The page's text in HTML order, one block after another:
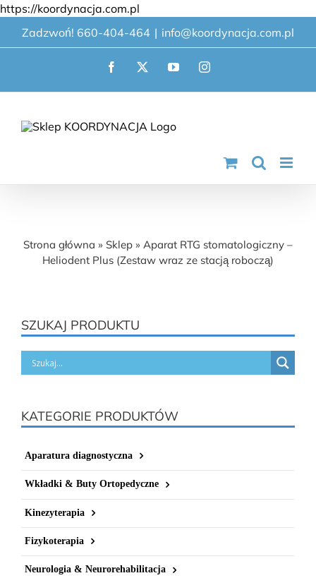
https://koordynacja.com.pl
do
zawartości
Zadzwoń! 660-404-464 | info@koordynacja.com.pl
Facebook
X YouTubeInstagram
Strona główna » Sklep » Aparat RTG stomatologiczny –
Heliodent Plus (Zestaw wraz ze stacją roboczą)
SZUKAJ PRODUKTU
KATEGORIE PRODUKTÓW
Aparatura diagnostyczna
Wkładki & Buty Ortopedyczne
Kinezyterapia
Fizykoterapia
Neurologia & Neurorehabilitacja